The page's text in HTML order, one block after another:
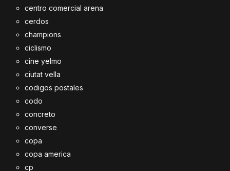
centro comercial arena
cerdos
champions
ciclismo
cine yelmo
ciutat vella
codigos postales
codo
concreto
converse
copa
copa america
cp